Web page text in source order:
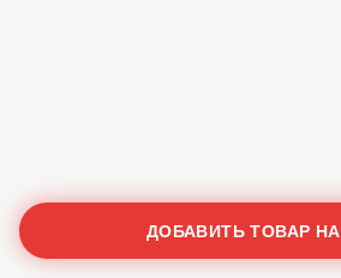
ДОБАВИТЬ ТОВАР